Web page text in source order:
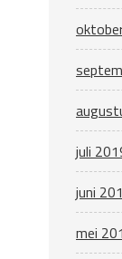
juli
juni
mei